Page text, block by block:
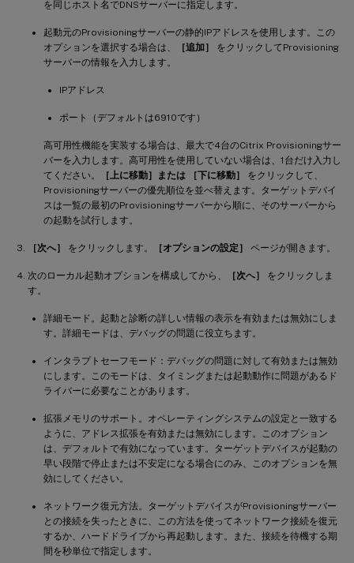
を同じホスト名でDNSサーバーに指定します。
起動元のProvisioningサーバーの静的IPアドレスを使用します。この
オプションを選択する場合は、
［追加］
をクリックしてProvisioning
サーバーの情報を入力します。
IPアドレス
ポート（デフォルトは6910です）
高可用性機能を実装する場合は、最大で4台のCitrix Provisioningサー
バーを入力します。高可用性を使用していない場合は、1台だけ入力し
てください。
［上に移動］または ［下に移動］
をクリックして、
Provisioningサーバーの優先順位を並べ替えます。ターゲットデバイ
スは一覧の最初のProvisioningサーバーから順に、そのサーバーから
の起動を試行します。
［次へ］ をクリックします。 ［オプションの設定］ ページが開きます。
次のローカル起動オプションを構成してから、 ［次へ］
をクリックしま
す。
詳細モード。起動と診断の詳しい情報の表示を有効または無効にしま
す。詳細モードは、デバッグの問題に役立ちます。
インタラプトセーフモード：デバッグの問題に対して有効または無効
にします。このモードは、タイミングまたは起動動作に問題があるド
ライバーに必要なことがあります。
拡張メモリのサポート。オペレーティングシステムの設定と一致する
ように、アドレス拡張を有効または無効にします。このオプション
は、デフォルトで有効になっています。ターゲットデバイスが起動の
早い段階で停止または不安定になる場合にのみ、このオプションを無
効にしてください。
ネットワーク復元方法。ターゲットデバイスがProvisioningサーバー
との接続を失ったときに、この方法を使ってネットワーク接続を復元
するか、ハードドライブから再起動します。また、接続を待機する期
間を秒単位で指定します。